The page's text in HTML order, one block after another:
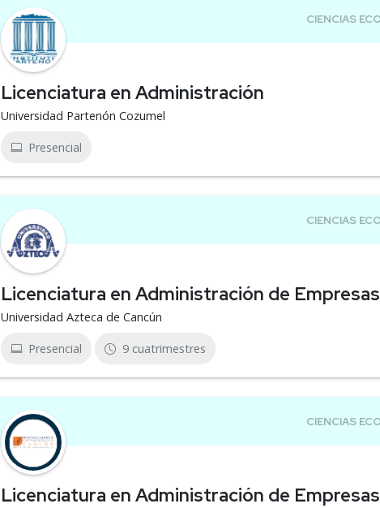
Licenciatura en Administración
Universidad Partenón Cozumel
Presencial
Licenciatura en Administración de Empresas
Universidad Azteca de Cancún
Presencial 9 cuatrimestres
Licenciatura en Administración de Empresas